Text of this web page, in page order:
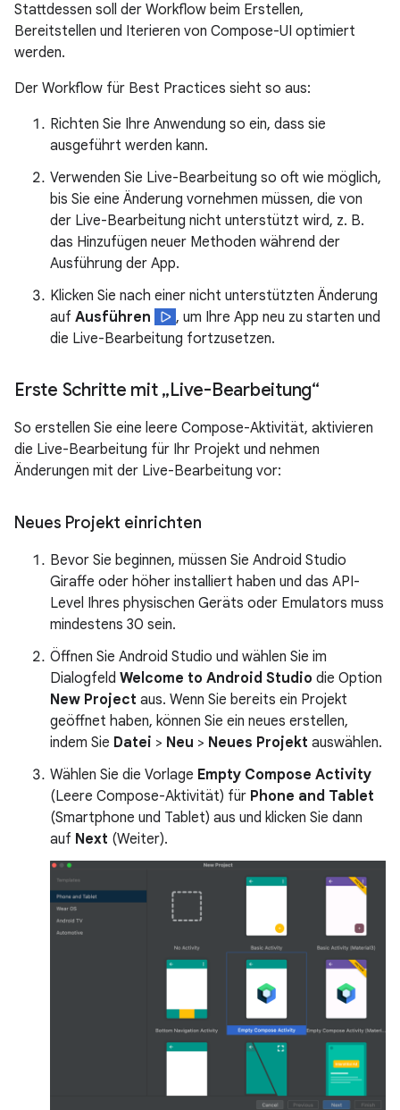
Stattdessen soll der Workflow beim Erstellen,
Bereitstellen und Iterieren von Compose-UI optimiert
werden.
Der Workflow für Best Practices sieht so aus:
Richten Sie Ihre Anwendung so ein, dass sie
ausgeführt werden kann.
Verwenden Sie Live-Bearbeitung so oft wie möglich,
bis Sie eine Änderung vornehmen müssen, die von
der Live-Bearbeitung nicht unterstützt wird, z. B.
das Hinzufügen neuer Methoden während der
Ausführung der App.
Klicken Sie nach einer nicht unterstützten Änderung
auf Ausführen
, um Ihre App neu zu starten und
die Live-Bearbeitung fortzusetzen.
Erste Schritte mit „Live-Bearbeitung“
So erstellen Sie eine leere Compose-Aktivität, aktivieren
die Live-Bearbeitung für Ihr Projekt und nehmen
Änderungen mit der Live-Bearbeitung vor:
Neues Projekt einrichten
Bevor Sie beginnen, müssen Sie Android Studio
Giraffe oder höher installiert haben und das API-
Level Ihres physischen Geräts oder Emulators muss
mindestens 30 sein.
Öffnen Sie Android Studio und wählen Sie im
Dialogfeld Welcome to Android Studio die Option
New Project aus. Wenn Sie bereits ein Projekt
geöffnet haben, können Sie ein neues erstellen,
indem Sie Datei > Neu > Neues Projekt auswählen.
Wählen Sie die Vorlage Empty Compose Activity
(Leere Compose-Aktivität) für Phone and Tablet
(Smartphone und Tablet) aus und klicken Sie dann
auf Next (Weiter).